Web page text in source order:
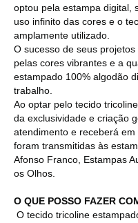
optou pela estampa digital,
uso infinito das cores e o
amplamente utilizado.
O sucesso de seus
pelas cores vibrantes e a
estampado 100% algodão
trabalho.
Ao optar pelo tecido
da exclusividade e criação
atendimento e receberá
foram transmitidas às
Afonso Franco, Estampas
os Olhos.
O QUE POSSO FAZER
O tecido tricoline